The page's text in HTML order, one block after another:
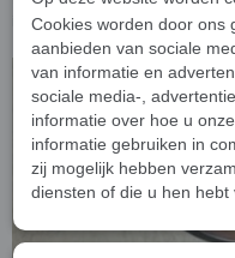
inbouw design watervalkraan
Cookies worden door ons
aanbieden van sociale
van informatie en
sociale media-,
informatie over hoe u
informatie gebruiken in
zij mogelijk hebben
diensten of die u hen hebt